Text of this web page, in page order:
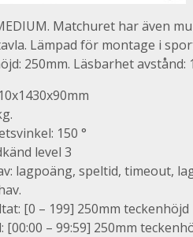
Matchuret har även
Lämpad för montage i
250mm. Läsbarhet avstånd:
150 °
level 3
lagpoäng, speltid, timeout,
[0 – 199] 250mm teckenhöjd
[00:00 – 99:59] 250mm